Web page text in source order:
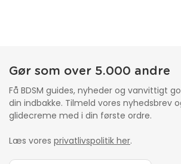
Gør som over 5.000 andre
Få BDSM guides, nyheder og vanvittigt
din indbakke. Tilmeld vores nyhedsbrev
glidecreme med i din første ordre.
Læs vores privatlivspolitik her.